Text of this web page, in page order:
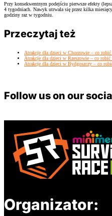
Przy konsekwentnym podejściu pierwsze efekty
4 tygodniach. Nawyk utrwala się przez kilka
godziny raz w tygodniu.
Przeczytaj też
Atrakcje dla dzieci w Chorzowie – co robić
Atrakcje dla dzieci w Rzeszowie – co robić
Atrakcje dla dzieci w Bydgoszczy – co
Follow us on our
Organizator: